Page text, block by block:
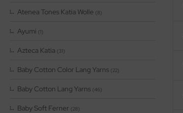
Atenea Tones Katia Wolle (8)
Ayumi (1)
Azteca Katia (31)
Baby Cotton Color Lang Yarns (22)
Baby Cotton Lang Yarns (46)
Baby Soft Ferner (28)